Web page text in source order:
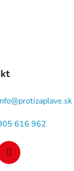
@protizaplave.sk
616 962